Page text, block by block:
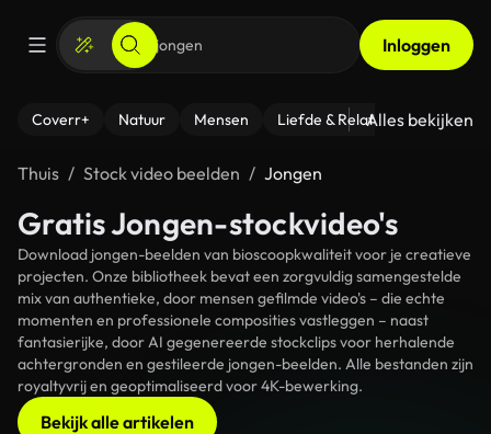
Inloggen
Coverr+ Natuur Mensen Liefde & Relaties - Fitness
Alles bekijken
Thuis Stock video beelden Jongen
Gratis Jongen-stockvideo's
Download jongen-beelden van bioscoopkwaliteit voor je creatieve
projecten. Onze bibliotheek bevat een zorgvuldig samengestelde
mix van authentieke, door mensen gefilmde video's – die echte
momenten en professionele composities vastleggen – naast
fantasierijke, door AI gegenereerde stockclips voor herhalende
achtergronden en gestileerde jongen-beelden. Alle bestanden zijn
royaltyvrij en geoptimaliseerd voor 4K-bewerking.
Bekijk alle artikelen